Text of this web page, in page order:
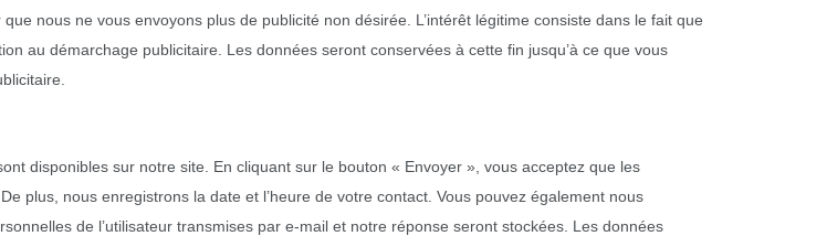
nous ne vous envoyons plus de publicité non désirée. L’intérêt légitime consiste dans le fait que
au démarchage publicitaire. Les données seront conservées à cette fin jusqu’à ce que vous
disponibles sur notre site. En cliquant sur le bouton « Envoyer », vous acceptez que les
plus, nous enregistrons la date et l’heure de votre contact. Vous pouvez également nous
de l’utilisateur transmises par e-mail et notre réponse seront stockées. Les données